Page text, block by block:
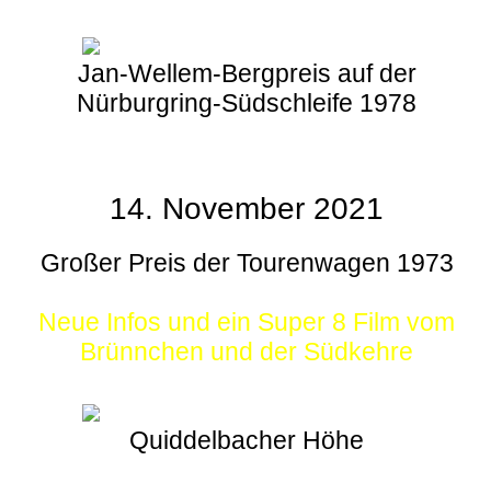
Jan-Wellem-Bergpreis auf der
Nürburgring-Südschleife 1978
14. November 2021
Großer Preis der Tourenwagen 1973
Neue Infos und ein Super 8 Film vom
Brünnchen und der Südkehre
Quiddelbacher Höhe